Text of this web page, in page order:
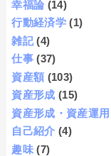
幸福論 (14)
行動経済学 (1)
雑記 (4)
仕事 (37)
資産額 (103)
資産形成 (15)
資産形成・資産運用
自己紹介 (4)
趣味 (7)